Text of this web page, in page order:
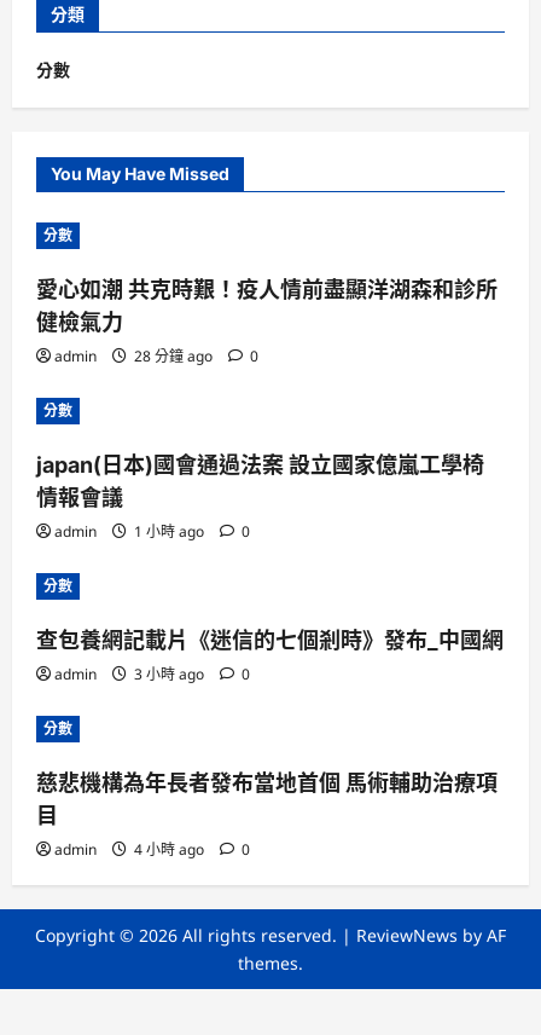
分類
分數
You May Have Missed
分數
愛心如潮 共克時艱！疫人情前盡顯洋湖森和診所
健檢氣力
admin 28 分鐘 ago 0
分數
japan(日本)國會通過法案 設立國家億嵐工學椅
情報會議
admin 1 小時 ago 0
分數
查包養網記載片《迷信的七個剎時》發布_中國網
admin 3 小時 ago 0
分數
慈悲機構為年長者發布當地首個 馬術輔助治療項
目
admin 4 小時 ago 0
Copyright © 2026 All rights reserved. | ReviewNews by AF
themes.